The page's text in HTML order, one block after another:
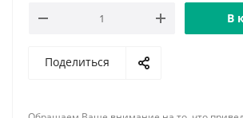
длины, регулируя расстояние
возможность изготовить линейную
В
Поделиться